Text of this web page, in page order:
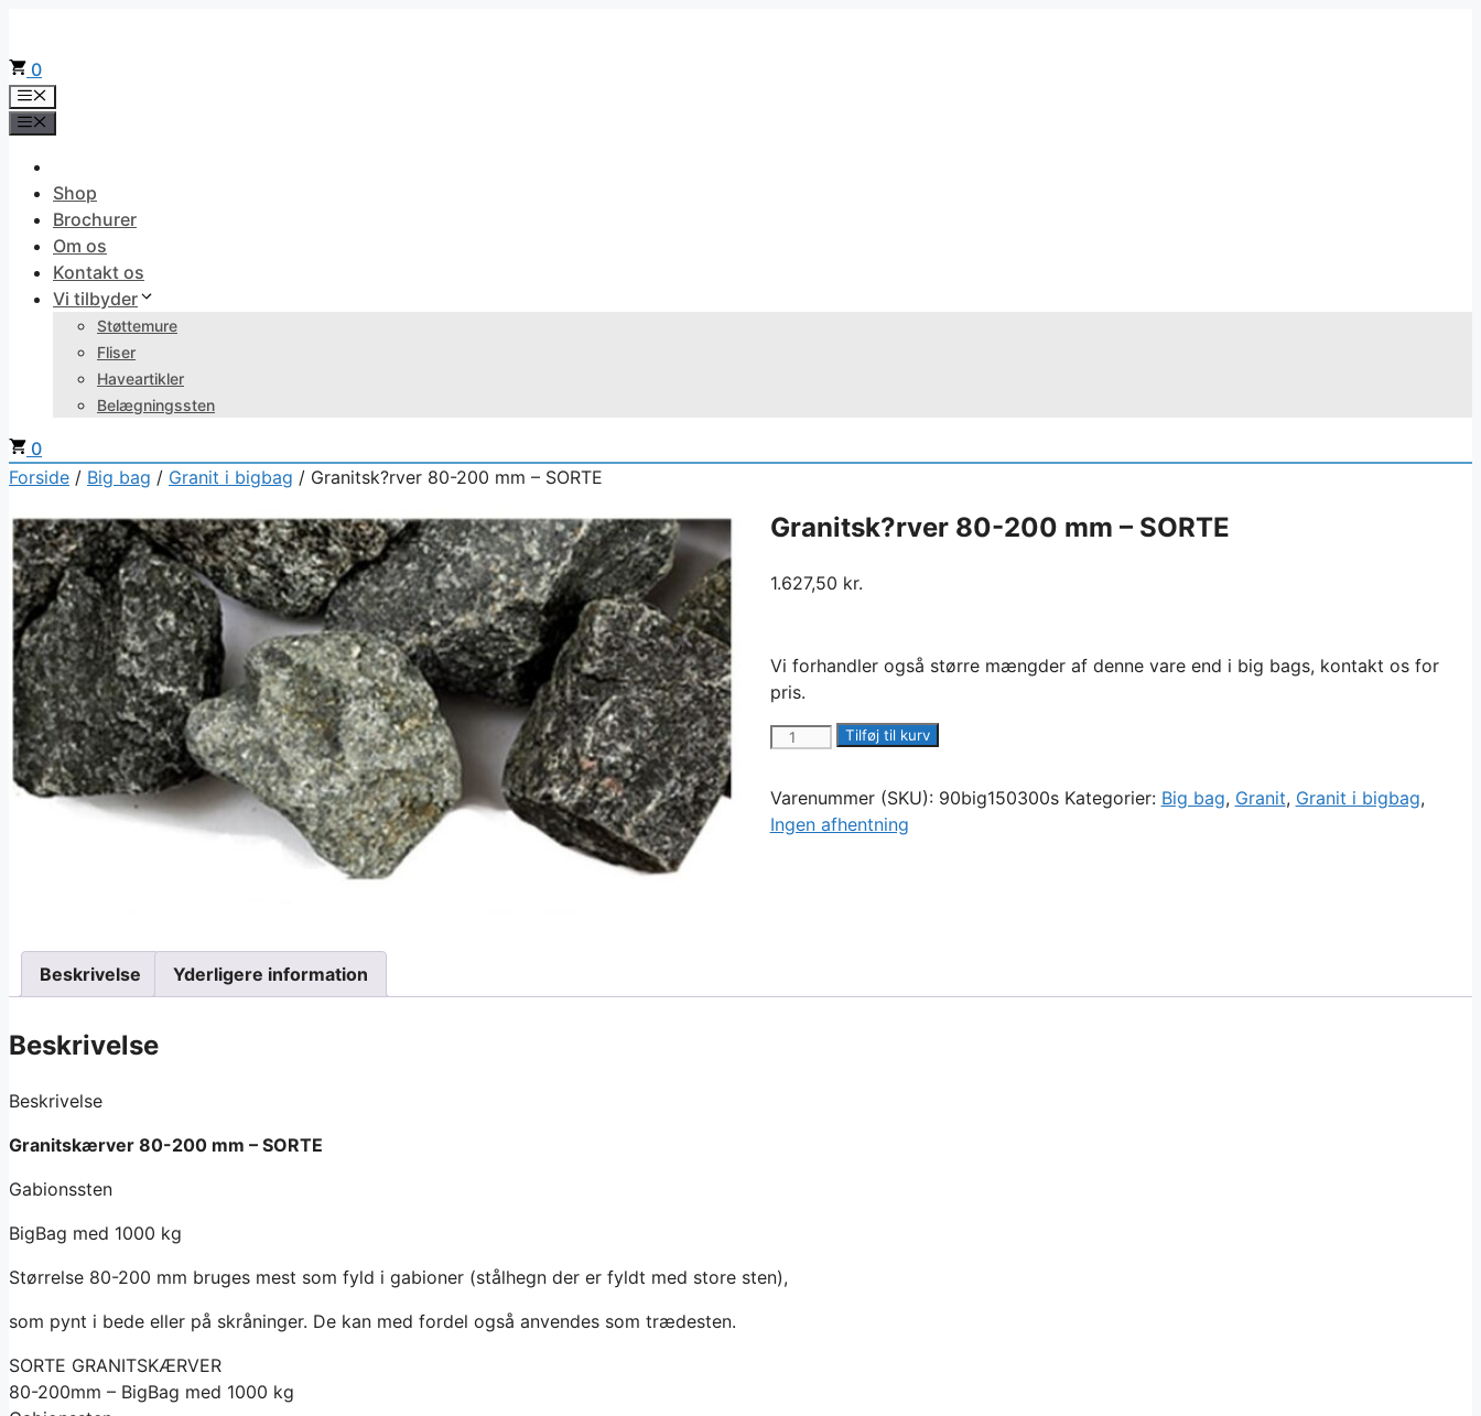
indhold
0
Menu
Shop
Brochurer
Om os
Kontakt os
Vi tilbyder
Støttemure
Fliser
Haveartikler
Belægningssten
0
Forside / Big bag / Granit i bigbag / Granitsk?rver 80-200 mm – SORTE
Granitsk?rver 80-200 mm – SORTE
1.627,50 kr.
Vi forhandler også større mængder af denne vare end i big bags, kontakt os for
pris.
Granitsk?
80-
200
mm
Tilføj til kurv
Varenummer (SKU): 90big150300s Kategorier: Big bag, Granit, Granit i bigbag,
Ingen afhentning
Beskrivelse Yderligere information
Beskrivelse
Beskrivelse
Granitskærver 80-200 mm – SORTE
Gabionssten
BigBag med 1000 kg
Størrelse 80-200 mm bruges mest som fyld i gabioner (stålhegn der er fyldt med store sten),
som pynt i bede eller på skråninger. De kan med fordel også anvendes som trædesten.
SORTE GRANITSKÆRVER
80-200mm – BigBag med 1000 kg